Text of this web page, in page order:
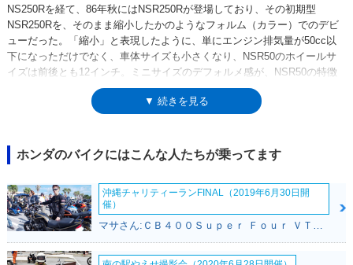
NS250Rを経て、86年秋にはNSR250Rが登場しており、その初期型
NSR250Rを、そのまま縮小したかのようなフォルム（カラー）でのデビ
ューだった。「縮小」と表現したように、単にエンジン排気量が50cc以
下になっただけでなく、車体サイズも小さくなり、NSR50のホイールサ
イズは前後とも12インチ。ミニサイズのデフォルメ感が、NSR50の特徴
だった。ただし、見た目のかわいさとは裏腹に、走りの性能はレーサーレ
プリカそのものと言ってよく、ツインチューブフレームに、スリムで長い
や少し後のNS-1にも使われる49ccの水冷2スト単気筒エンジンで、自主規
制値いっぱいの7.2psを1万回転で発生させていた。1989年と95年のマイ
ナーチェンジで、それぞれカウルデザインを一新した他は、カラーチェン
ジと特別仕様車の設定があったぐらい。1999年モデルとして、レプソル
カラー（当時、WGPでホンダワークスのメインスポンサーだったスペイ
ンの大手石油会社）を設定したのを最後に、ラインアップから姿を消し
た。すでにNS-1もカタログ落ちしており、NSR50を最後に、ホンダの原
付1種フルカウルモデルは姿を消した。ちなみに、NSR50の姉妹モデルと
▼ 続きを見る
ホンダのバイクにはこんな人たちが乗ってます
沖縄チャリティーランFINAL（2019年6月30日開
催）